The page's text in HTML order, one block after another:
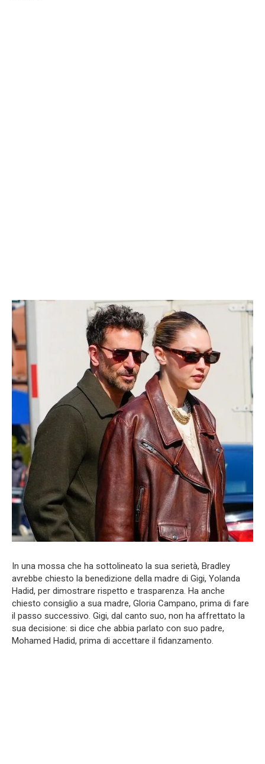
In una mossa che ha sottolineato la sua serietà, Bradley
avrebbe chiesto la benedizione della madre di Gigi, Yolanda
Hadid, per dimostrare rispetto e trasparenza. Ha anche
chiesto consiglio a sua madre, Gloria Campano, prima di fare
il passo successivo. Gigi, dal canto suo, non ha affrettato la
sua decisione: si dice che abbia parlato con suo padre,
Mohamed Hadid, prima di accettare il fidanzamento.